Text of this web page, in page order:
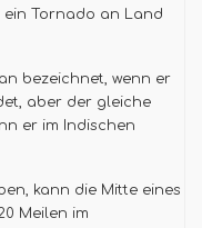
ein Tornado an Land
bezeichnet, wenn er
aber der gleiche
er im Indischen
kann die Mitte eines
Meilen im